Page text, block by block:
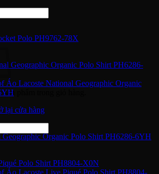
sản phẩm trong giỏ hàng.
lại cửa hàng
Polo PH9762-78X
Geographic Organic Polo Shirt PH6286-6YH